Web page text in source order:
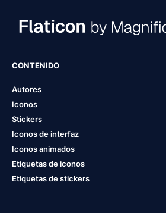
CONTENIDO
Autores
Iconos
Stickers
Iconos de interfaz
Iconos animados
Etiquetas de iconos
Etiquetas de stickers